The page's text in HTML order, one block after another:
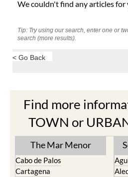
We couldn't find any articles
Tip: Try using our search, enter one or
search (more results).
< Go Back
Find more
TOWN or
The Mar Menor
Cabo de Palos
Cartagena